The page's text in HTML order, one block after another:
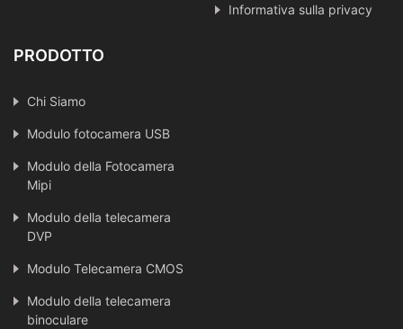
Informativa sulla privacy
PRODOTTO
Chi Siamo
Modulo fotocamera USB
Modulo della Fotocamera
Mipi
Modulo della telecamera
DVP
Modulo Telecamera CMOS
Modulo della telecamera
binoculare